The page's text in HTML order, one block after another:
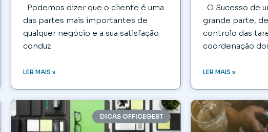
Podemos dizer que o cliente é uma
das partes mais importantes de
qualquer negócio e a sua satisfação
conduz
LER MAIS »
O Sucesso de
grande parte,
controlo das
coordenação
LER MAIS »
DICAS OFFICEGEST